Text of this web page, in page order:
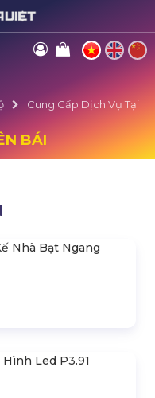
Cung Cấp Dịch Vụ Tại
BÁI
Nhà Bạt Ngang
Led P3.91